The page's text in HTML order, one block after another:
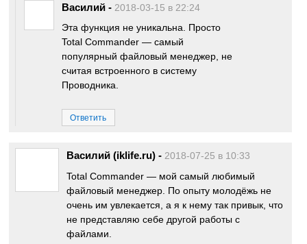
Василий - 2018-03-15 в 22:24
Эта функция не уникальна. Просто
Total Commander — самый
популярный файловый менеджер, не
считая встроенного в систему
Проводника.
Ответить
Василий (iklife.ru) - 2018-07-25 в 10:33
Total Commander — мой самый любимый
файловый менеджер. По опыту молодёжь не
очень им увлекается, а я к нему так привык, что
не представляю себе другой работы с
файлами.